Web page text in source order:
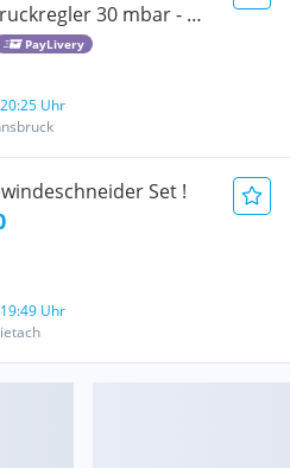
30 mbar - mit
PayLivery
Uhr
Set !
Uhr